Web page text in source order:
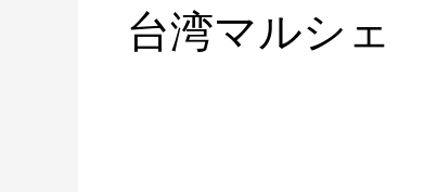
台湾マルシェ